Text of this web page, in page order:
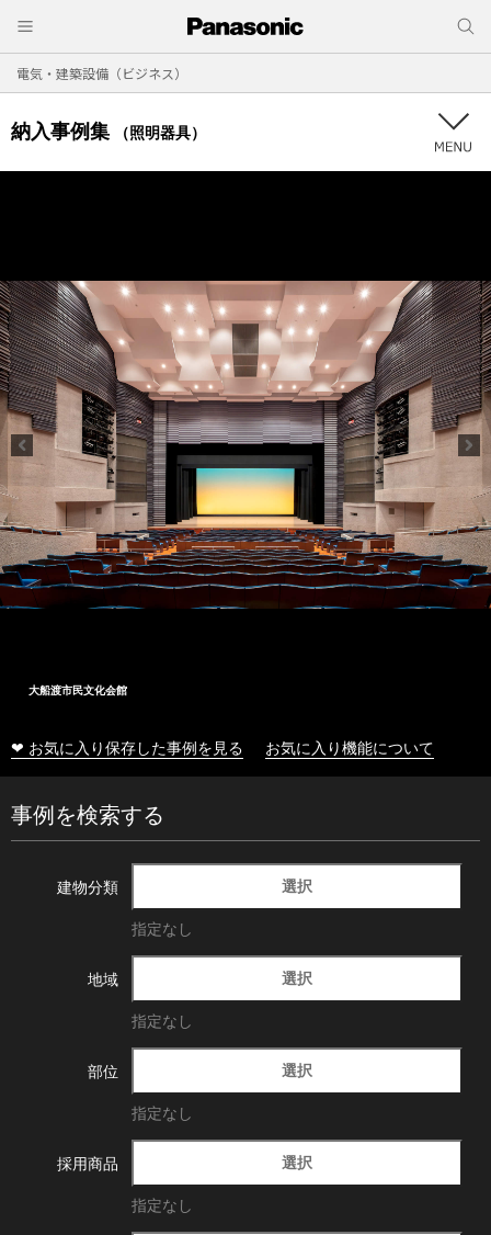
電気・建築設備（ビジネス）
納入事例集 （照明器具）
大船渡市民文化会館
❤ お気に入り保存した事例を見る お気に入り機能について
事例を検索する
建物分類 選択
指定なし
地域 選択
指定なし
部位 選択
指定なし
採用商品 選択
指定なし